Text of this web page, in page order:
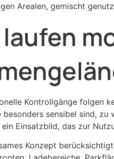
Arealen, gemischt
laufen
Kontrollgänge folgen
besonders sensibel sind,
Einsatzbild, das zur
Konzept